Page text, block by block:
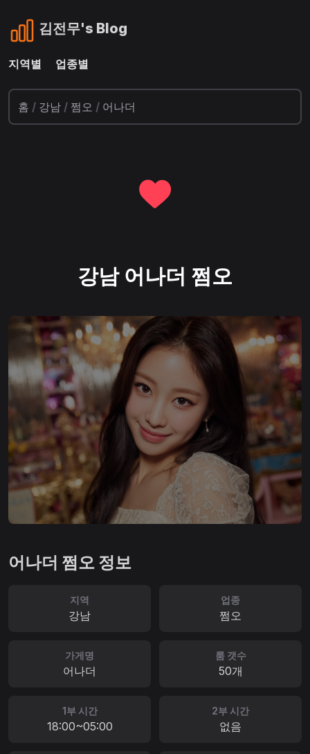
김전무's Blog
지역별 업종별
홈 / 강남 / 쩜오 / 어나더
강남 어나더 쩜오
어나더 쩜오 정보
지역
강남
업종
쩜오
가게명
어나더
룸 갯수
50개
1부 시간
18:00~05:00
2부 시간
없음